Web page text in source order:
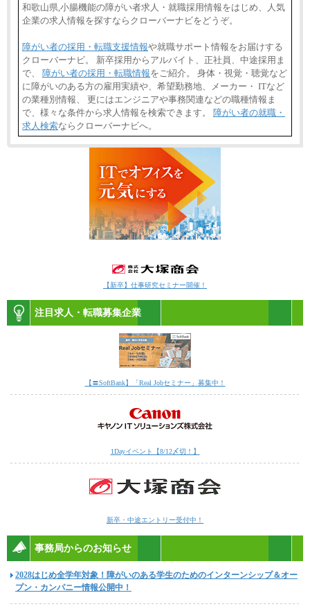
和歌山県,小腸機能の障がい者求人・就職採用情報をはじめ、人気
企業の求人情報を探すならクローバーナビをどうぞ。
障がい者の採用・転職支援情報や就職サポート情報をお届けする
クローバーナビ。 新卒採用からアルバイト、正社員、中途採用ま
で、 障がい者の採用・転職情報をご紹介。 身体・視覚・聴覚など
に障がいのある方の雇用実績や、希望勤務地、メーカー・ ITなど
の業種別情報、 更にはエンジニアや事務関連などの職種情報ま
で、様々な条件から求人情報を検索できます。 障がい者の就職・
求人検索ならクローバーナビへ。
【新卒】仕事研究セミナー開催！
注目求人・転職募集企業
【〓SoftBank】「Real Jobセミナー」募集中！
1Dayイベント【8/12〆切！】
新卒・中途エントリー受付中！
事務局からのお知らせ
2028はじめ全学年対象！障がいのある学生のためのインターンシップ＆オー
プン・カンパニー情報公開中！